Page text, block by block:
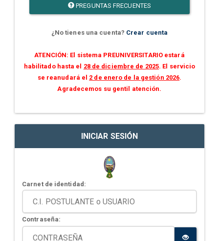
PREGUNTAS FRECUENTES
¿No tienes una cuenta? Crear cuenta
ATENCIÓN: El sistema PREUNIVERSITARIO estará
habilitado hasta el 28 de diciembre de 2025. El servicio
se reanudará el 2 de enero de la gestión 2026.
Agradecemos su gentil atención.
INICIAR SESIÓN
Carnet de identidad:
Contraseña: